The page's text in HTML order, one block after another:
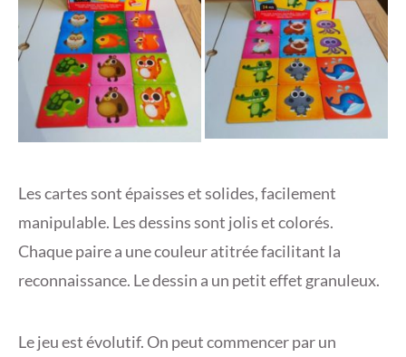
Les cartes sont épaisses et solides, facilement
manipulable. Les dessins sont jolis et colorés.
Chaque paire a une couleur atitrée facilitant la
reconnaissance. Le dessin a un petit effet granuleux.
Le jeu est évolutif. On peut commencer par un